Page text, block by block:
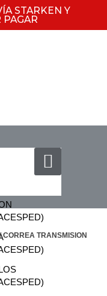
STARKEN Y
PAGAR
CORREA TRANSMISION